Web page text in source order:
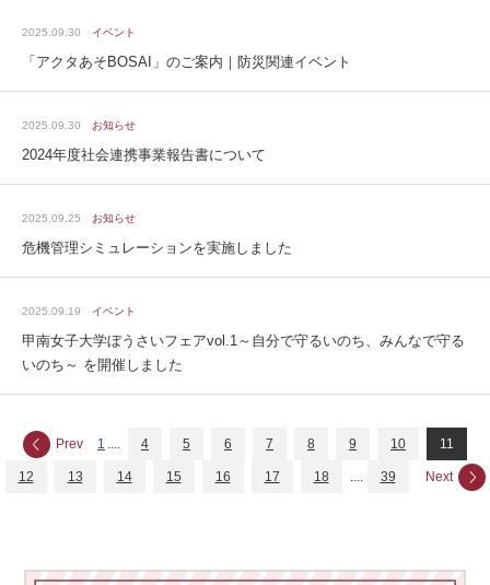
2025.09.30 イベント
「アクタあそBOSAI」のご案内｜防災関連イベント
2025.09.30 お知らせ
2024年度社会連携事業報告書について
2025.09.25 お知らせ
危機管理シミュレーションを実施しました
2025.09.19 イベント
甲南女子大学ぼうさいフェアvol.1～自分で守るいのち、みんなで守る
いのち～ を開催しました
Prev 1 .... 4 5 6 7 8 9 10 11
12 13 14 15 16 17 18 .... 39 Next